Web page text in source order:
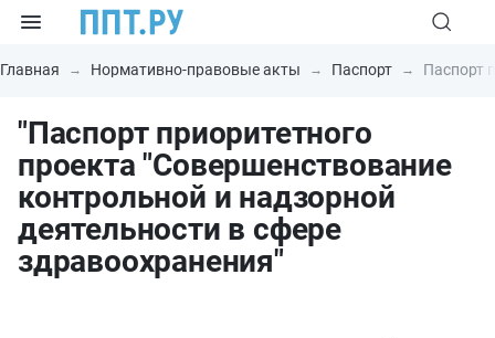
Главная Нормативно-правовые акты Паспорт Паспорт
"Паспорт приоритетного
проекта "Совершенствование
контрольной и надзорной
деятельности в сфере
здравоохранения"